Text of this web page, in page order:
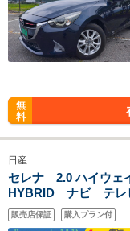
無
料
日産
セレナ 2.0 ハイウェ
HYBRID ナビ テレ
ドビューモニター 両
トップ 衝突軽減ブ
販売店保証 購入プラン付